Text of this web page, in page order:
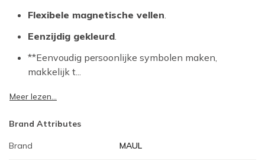
Flexibele magnetische vellen.
Eenzijdig gekleurd.
**Eenvoudig persoonlijke symbolen maken,
makkelijk t...
Meer lezen...
Brand Attributes
Brand MAUL